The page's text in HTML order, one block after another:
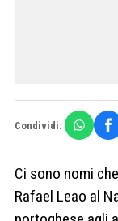
Condividi:
Ci sono nomi
Rafael Leao al